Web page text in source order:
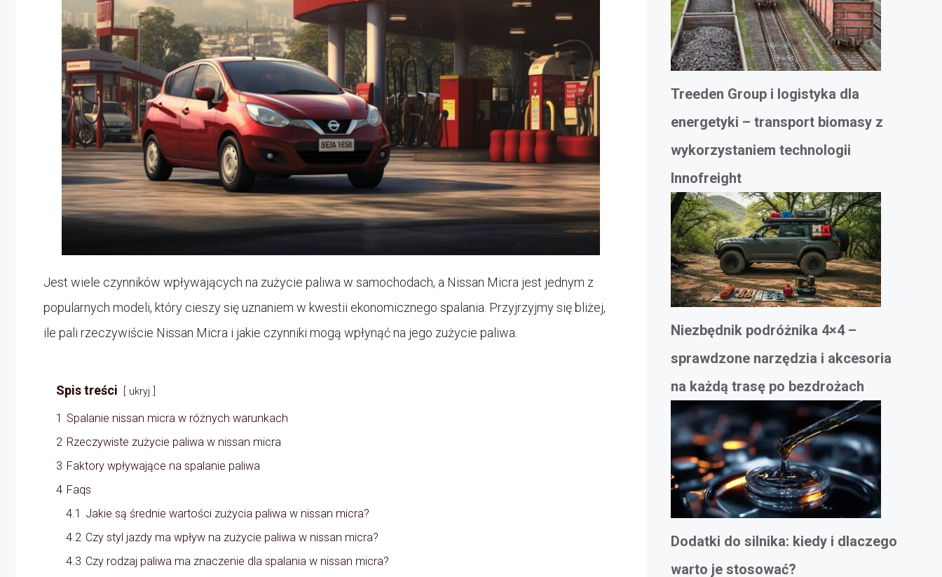
Jest wiele czynników wpływających na zużycie paliwa w samochodach, a Nissan Micra jest jednym z
popularnych modeli, który cieszy się uznaniem w kwestii ekonomicznego spalania. Przyjrzyjmy się bliżej,
ile pali rzeczywiście Nissan Micra i jakie czynniki mogą wpłynąć na jego zużycie paliwa.
Spis treści ukryj
1 Spalanie nissan micra w różnych warunkach
2 Rzeczywiste zużycie paliwa w nissan micra
3 Faktory wpływające na spalanie paliwa
4 Faqs
4.1 Jakie są średnie wartości zużycia paliwa w nissan micra?
4.2 Czy styl jazdy ma wpływ na zużycie paliwa w nissan micra?
4.3 Czy rodzaj paliwa ma znaczenie dla spalania w nissan micra?
Treeden Group i logistyka dla
energetyki – transport biomasy z
wykorzystaniem technologii
Innofreight
Niezbędnik podróżnika 4×4 –
sprawdzone narzędzia i akcesoria
na każdą trasę po bezdrożach
Dodatki do silnika: kiedy i dlaczego
warto je stosować?